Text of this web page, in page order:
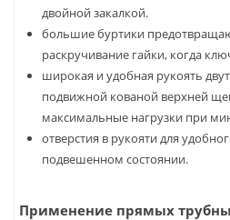
двойной закалкой.
большие буртики
раскручивание гайки, когда
широкая и удобная рукоять
подвижной кованой верхней
максимальные нагрузки при
отверстия в рукояти для
подвешенном состоянии.
Применение прямых